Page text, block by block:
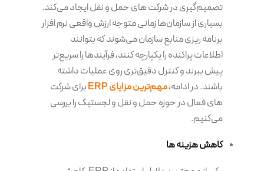
تصمیم‌گیری در شرکت های حمل و نقل ایجاد می‌کند.
بسیاری از سازمان‌ها زمانی متوجه ارزش واقعی نرم افزار
برنامه ریزی منابع سازمان می‌شوند که بتوانند
اطلاعات پراکنده را یکپارچه کنند، فرآیندها را سریع‌تر
پیش ببرند و کنترل دقیق‌تری روی عملیات داشته
باشند. در ادامه،مهم‌ترین مزایای ERP
برای شرکت
های فعال در حوزه حمل و نقل و لجستیک را بررسی
می‌کنیم.
کاهش هزینه ها